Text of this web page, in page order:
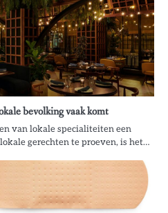
bevolking vaak komt
van lokale specialiteiten een
gerechten te proeven, is het…